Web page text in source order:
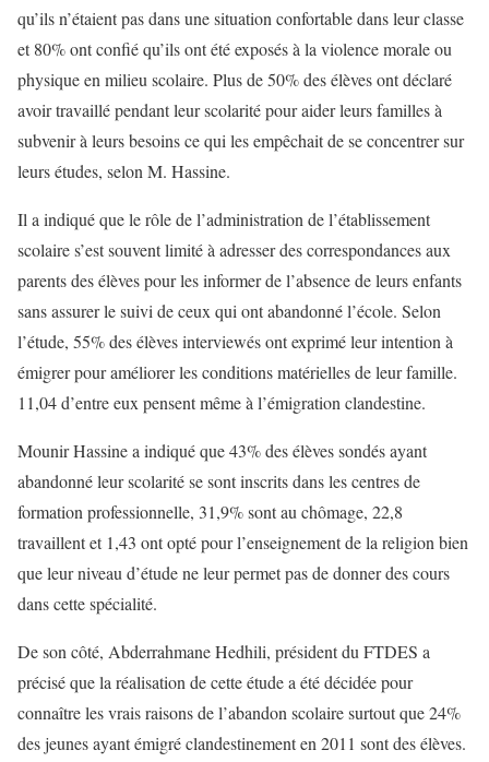
qu’ils n’étaient pas dans une situation confortable dans leur classe
et 80% ont confié qu’ils ont été exposés à la violence morale ou
physique en milieu scolaire. Plus de 50% des élèves ont déclaré
avoir travaillé pendant leur scolarité pour aider leurs familles à
subvenir à leurs besoins ce qui les empêchait de se concentrer sur
leurs études, selon M. Hassine.
Il a indiqué que le rôle de l’administration de l’établissement
scolaire s’est souvent limité à adresser des correspondances aux
parents des élèves pour les informer de l’absence de leurs enfants
sans assurer le suivi de ceux qui ont abandonné l’école. Selon
l’étude, 55% des élèves interviewés ont exprimé leur intention à
émigrer pour améliorer les conditions matérielles de leur famille.
11,04 d’entre eux pensent même à l’émigration clandestine.
Mounir Hassine a indiqué que 43% des élèves sondés ayant
abandonné leur scolarité se sont inscrits dans les centres de
formation professionnelle, 31,9% sont au chômage, 22,8
travaillent et 1,43 ont opté pour l’enseignement de la religion bien
que leur niveau d’étude ne leur permet pas de donner des cours
dans cette spécialité.
De son côté, Abderrahmane Hedhili, président du FTDES a
précisé que la réalisation de cette étude a été décidée pour
connaître les vrais raisons de l’abandon scolaire surtout que 24%
des jeunes ayant émigré clandestinement en 2011 sont des élèves.